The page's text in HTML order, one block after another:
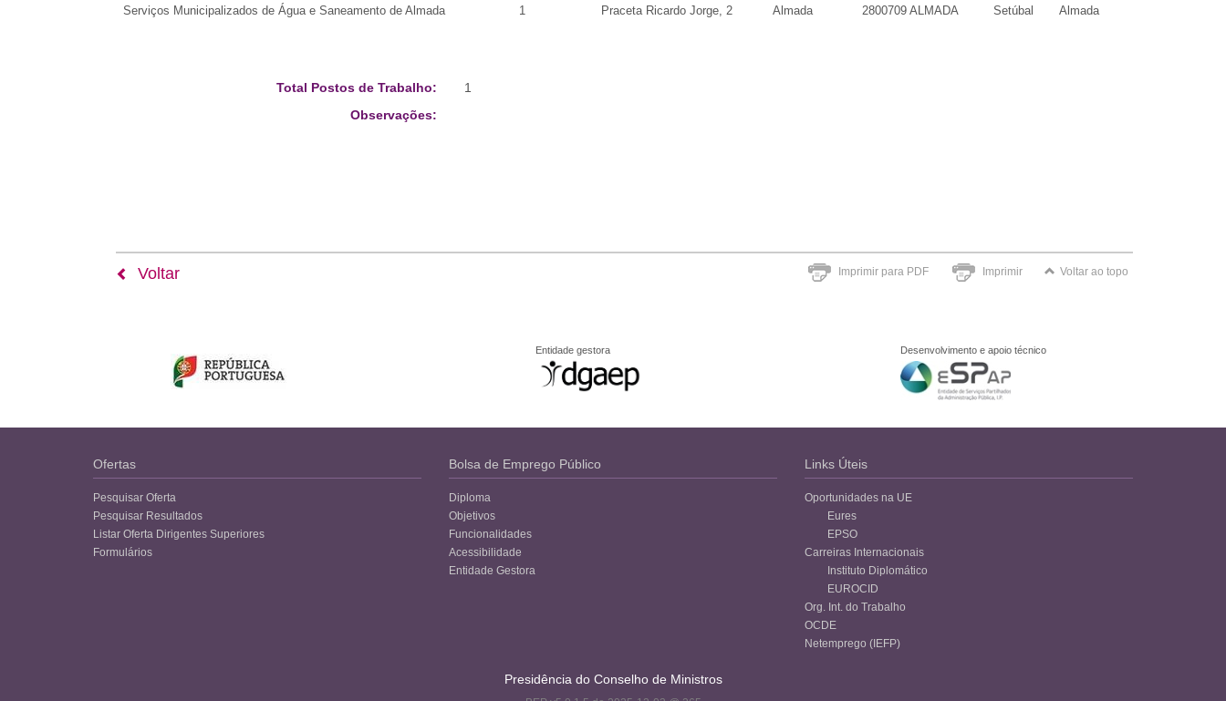
Serviços Municipalizados de Água e Saneamento de Almada
1 Praceta Ricardo Jorge, 2 Almada 2800709 ALMADA Setúbal Almada
Total Postos de Trabalho:
1
Observações:
Imprimir para PDF Imprimir Voltar ao topo
Voltar
Entidade gestora Desenvolvimento e apoio técnico
Ofertas
Pesquisar Oferta
Pesquisar Resultados
Listar Oferta Dirigentes Superiores
Formulários
Bolsa de Emprego Público
Diploma
Objetivos
Funcionalidades
Acessibilidade
Entidade Gestora
Links Úteis
Oportunidades na UE
Eures
EPSO
Carreiras Internacionais
Instituto Diplomático
EUROCID
Org. Int. do Trabalho
OCDE
Netemprego (IEFP)
Presidência do Conselho de Ministros